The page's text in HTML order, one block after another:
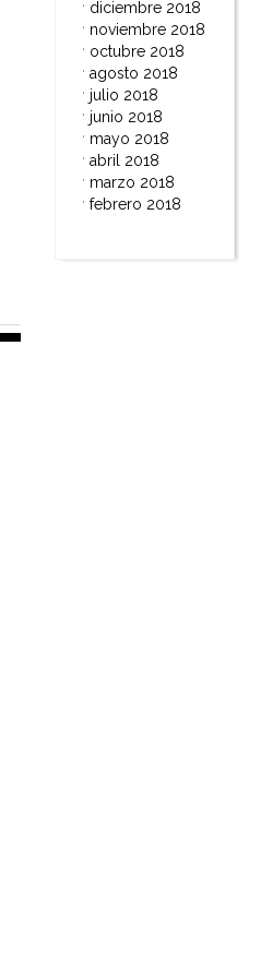
diciembre 2018
noviembre 2018
octubre 2018
agosto 2018
julio 2018
junio 2018
mayo 2018
abril 2018
marzo 2018
febrero 2018